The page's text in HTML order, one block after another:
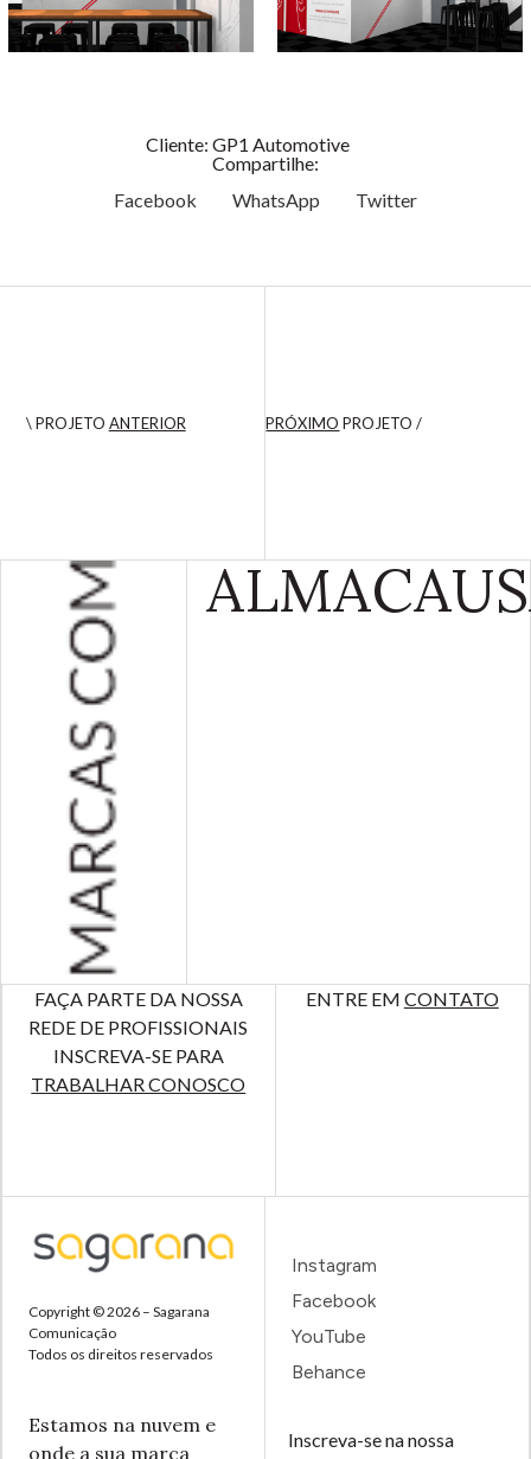
Cliente: GP1 Automotive
Compartilhe:
Facebook
WhatsApp Twitter
\ PROJETO ANTERIOR PRÓXIMO PROJETO /
ALMA
FAÇA PARTE DA NOSSA
REDE DE PROFISSIONAIS
INSCREVA-SE PARA
TRABALHAR CONOSCO
ENTRE EM CONTATO
Copyright © 2026 – Sagarana
Comunicação
Todos os direitos reservados
Estamos na nuvem e
onde a sua marca
Instagram
Facebook
YouTube
Behance
Inscreva-se na nossa